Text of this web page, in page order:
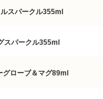
スパークル355ml
パークル355ml
ローブ＆マグ89ml